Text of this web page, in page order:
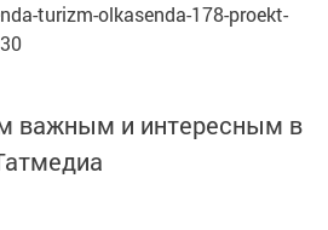
turizm-olkasenda-178-proekt-
важным и интересным в